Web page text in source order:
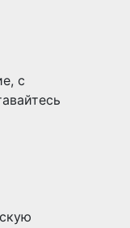
с